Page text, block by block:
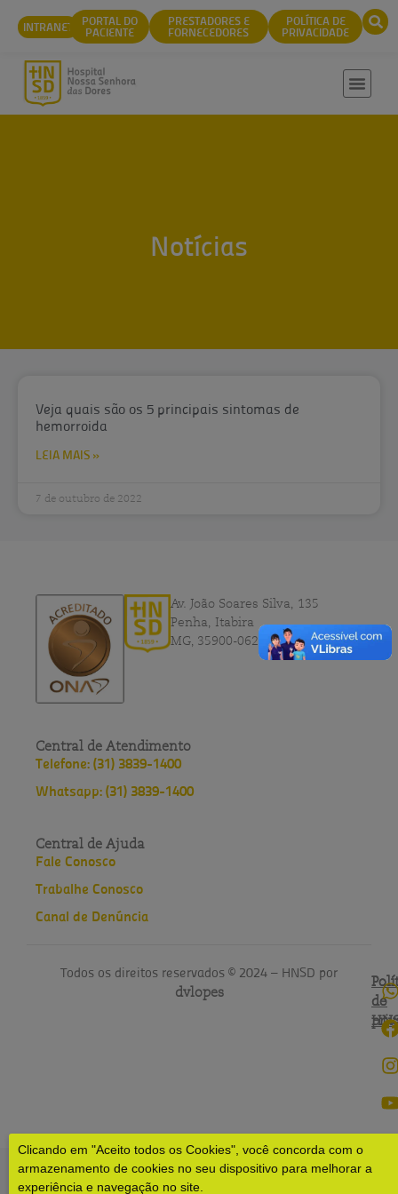
conteúdo
Clicando em "Aceito todos os Cookies", você concorda com o
armazenamento de cookies no seu dispositivo para melhorar a
experiência e navegação no site.
INTRANET PORTAL DO
PACIENTE
PRESTADORES E
FORNECEDORES
POLÍTICA DE
PRIVACIDADE
Notícias
Veja quais são os 5 principais sintomas de
hemorroida
LEIA MAIS »
7 de outubro de 2022
Av. João Soares Silva, 135
Penha, Itabira
MG, 35900-062
Central de Atendimento
Telefone: (31) 3839-1400
Whatsapp: (31) 3839-1400
Central de Ajuda
Fale Conosco
Trabalhe Conosco
Canal de Denúncia
Todos os direitos reservados © 2024 – HNSD por
dvlopes
de
do